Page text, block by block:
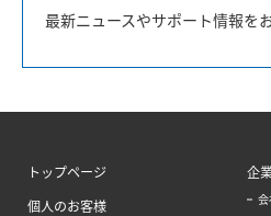
最新ニュースやサポート情報を
トップページ
個人のお客様
企